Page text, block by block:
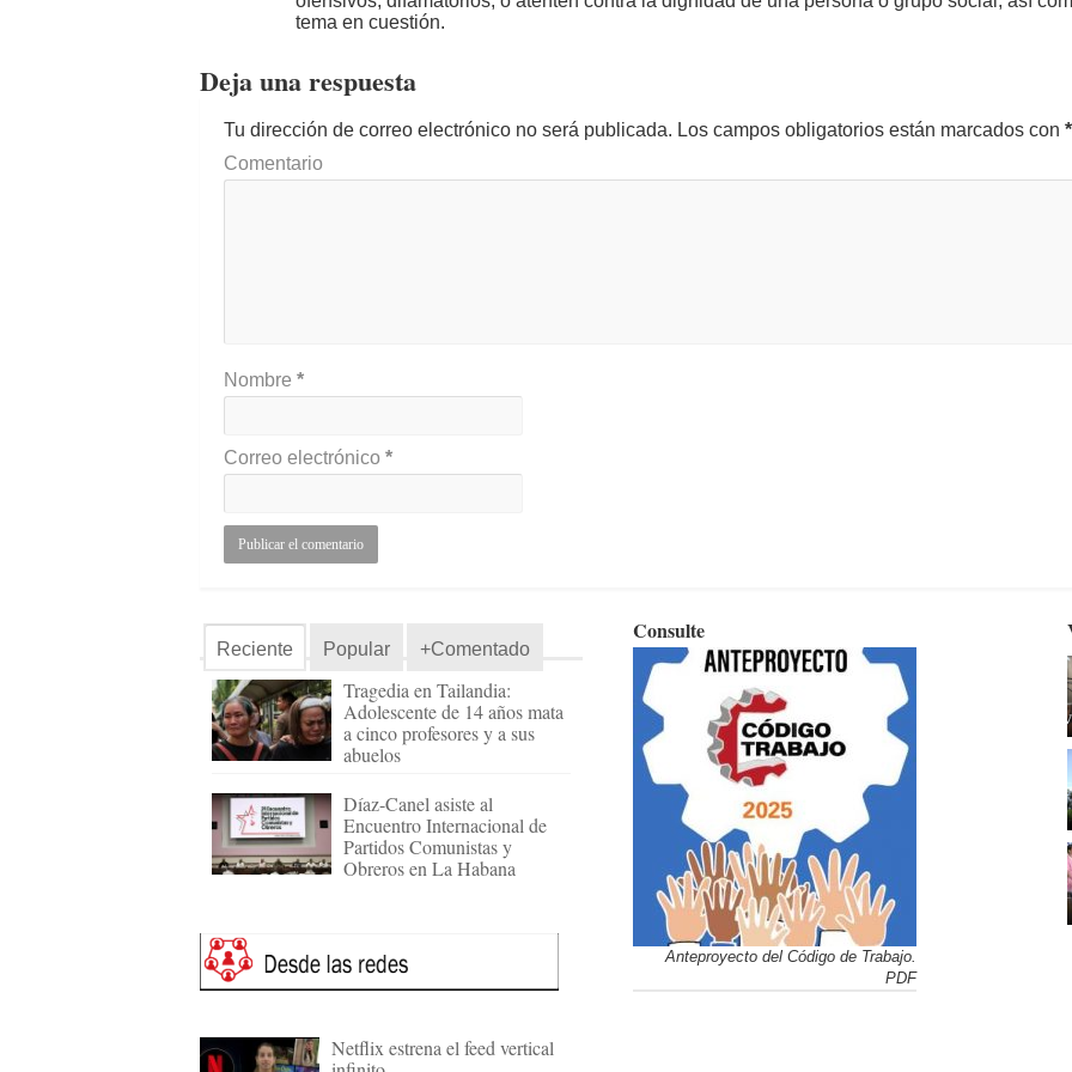
tema en cuestión.
Deja una respuesta
Tu dirección de correo electrónico no será publicada. Los campos obligatorios están marcados con *
Comentario
Nombre *
Correo electrónico *
Reciente Popular +Comentado
Tragedia en Tailandia:
Adolescente de 14 años mata
a cinco profesores y a sus
abuelos
Díaz-Canel asiste al
Encuentro Internacional de
Partidos Comunistas y
Obreros en La Habana
Netflix estrena el feed vertical
Consulte
Anteproyecto del Código de Trabajo.
PDF